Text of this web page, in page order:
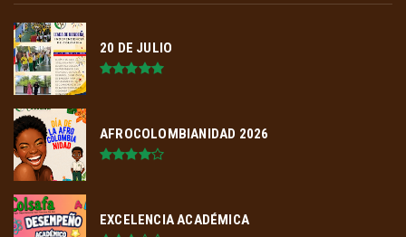
20 DE JULIO
AFROCOLOMBIANIDAD 2026
EXCELENCIA ACADÉMICA